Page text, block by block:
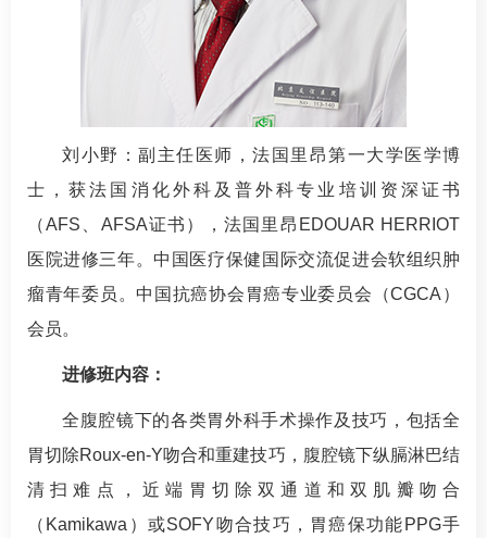
刘小野 ：副主任医师，法国里昂第一大学医学博
士，获法国消化外科及 普外科专业培训资深证书
（AFS、AFSA证书），法国里昂EDOUAR HERRIOT
医院进修三年。中国医疗保健国际交流促进会软组织肿
瘤青年委员。中国抗癌协会胃癌专业委员会（CGCA）
会员。
进修班内容：
全腹腔镜下的各类胃外科手术操作及技巧，包括全
胃切除Roux-en-Y吻合和重建技巧，腹腔镜下纵膈淋巴结
清扫难点，近端胃切除双通道和双肌瓣吻合
（Kamikawa）或SOFY吻合技巧，胃癌保功能PPG手